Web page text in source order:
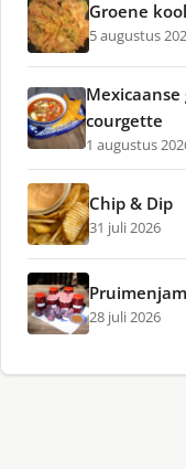
Groene
5 augustus
courgette
1 augustus
Chip & Dip
31 juli 2026
28 juli 2026